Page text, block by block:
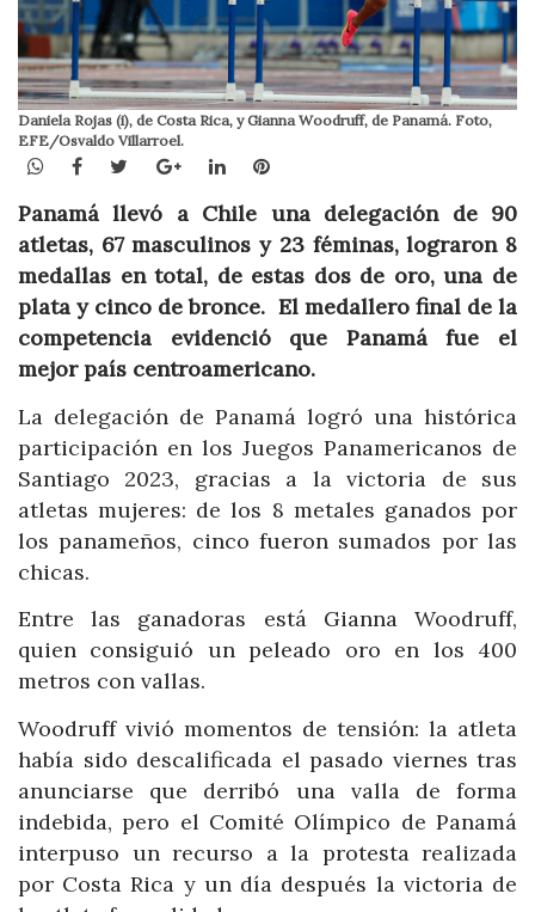
Daniela Rojas (i), de Costa Rica, y Gianna Woodruff, de Panamá. Foto,
EFE/Osvaldo Villarroel.
WhatsApp
Facebook
TwitterGoogle+LinkedInPinterest
Panamá llevó a Chile una delegación de 90
atletas, 67 masculinos y 23 féminas, lograron 8
medallas en total, de estas dos de oro, una de
plata y cinco de bronce. El medallero final de la
competencia evidenció que Panamá fue el
mejor país centroamericano.
La delegación de Panamá logró una histórica
participación en los Juegos Panamericanos de
Santiago 2023, gracias a la victoria de sus
atletas mujeres: de los 8 metales ganados por
los panameños, cinco fueron sumados por las
chicas.
Entre las ganadoras está Gianna Woodruff,
quien consiguió un peleado oro en los 400
metros con vallas.
Woodruff vivió momentos de tensión: la atleta
había sido descalificada el pasado viernes tras
anunciarse que derribó una valla de forma
indebida, pero el Comité Olímpico de Panamá
interpuso un recurso a la protesta realizada
por Costa Rica y un día después la victoria de